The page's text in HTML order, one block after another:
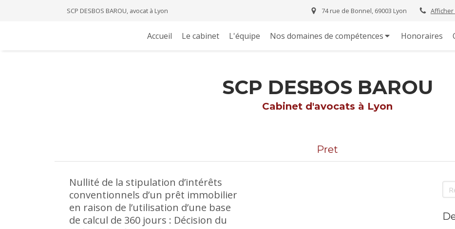
SCP DESBOS BAROU, avocat à Lyon 74 rue de Bonnel, 69003 Lyon
Accueil Le cabinet L'équipe Nos domaines de compétences Honoraires
SCP DESBOS BAROU
Cabinet d'avocats à Lyon
Pret
Nullité de la stipulation d’intérêts
conventionnels d’un prêt immobilier
en raison de l’utilisation d’une base
de calcul de 360 jours : Décision du